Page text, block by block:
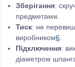
Зберігання:
предметами.
Тиск: не
виробником6
Підключення:
діаметром